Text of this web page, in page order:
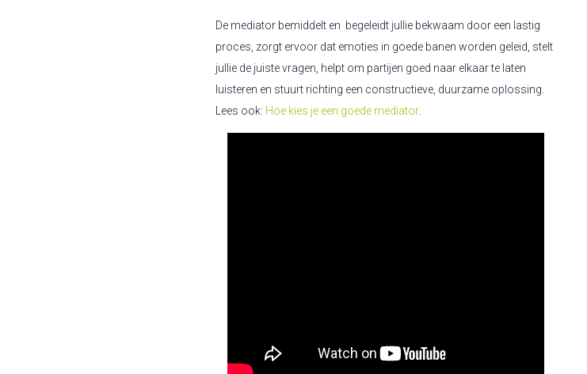
De mediator bemiddelt en begeleidt jullie bekwaam door een lastig
proces, zorgt ervoor dat emoties in goede banen worden geleid, stelt
jullie de juiste vragen, helpt om partijen goed naar elkaar te laten
luisteren en stuurt richting een constructieve, duurzame oplossing.
Lees ook: Hoe kies je een goede mediator